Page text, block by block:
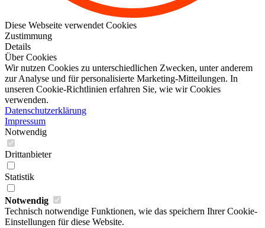
Diese Webseite verwendet Cookies
Zustimmung
Details
Über Cookies
Wir nutzen Cookies zu unterschiedlichen Zwecken, unter anderem
zur Analyse und für personalisierte Marketing-Mitteilungen. In
unseren Cookie-Richtlinien erfahren Sie, wie wir Cookies
verwenden.
Datenschutzerklärung
Impressum
Notwendig
Drittanbieter
Statistik
Notwendig
Technisch notwendige Funktionen, wie das speichern Ihrer Cookie-
Einstellungen für diese Website.